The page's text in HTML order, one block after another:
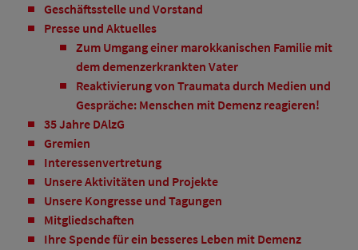
Geschäftsstelle und Vorstand
Presse und Aktuelles
Zum Umgang einer marokkanischen Familie mit
dem demenzerkrankten Vater
Reaktivierung von Traumata durch Medien und
Gespräche: Menschen mit Demenz reagieren!
35 Jahre DAlzG
Gremien
Interessenvertretung
Unsere Aktivitäten und Projekte
Unsere Kongresse und Tagungen
Mitgliedschaften
Ihre Spende für ein besseres Leben mit Demenz